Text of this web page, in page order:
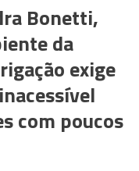
Bonetti,
da
exige
com poucos